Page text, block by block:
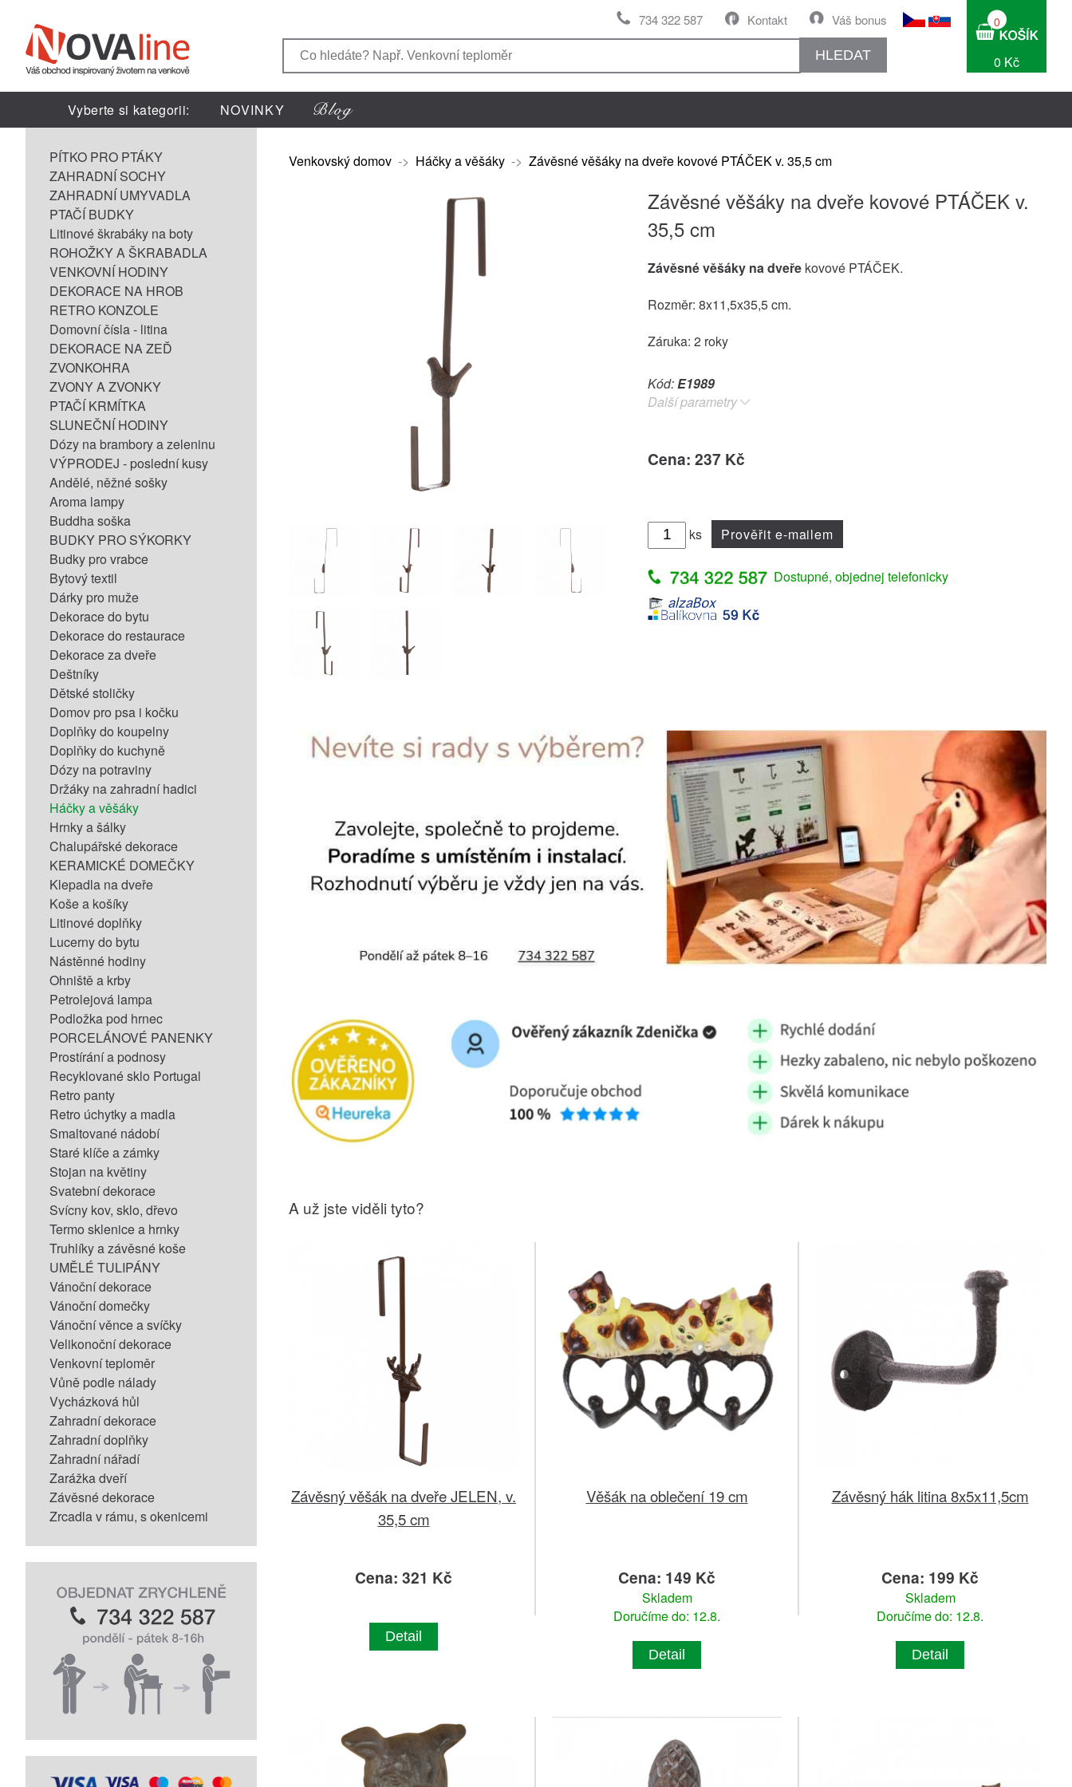
Váš bonus
Kontakt
734 322 587
HLEDAT
0
0 Kč
Vyberte si kategorii: NOVINKY
PÍTKO PRO PTÁKY
ZAHRADNÍ SOCHY
ZAHRADNÍ UMYVADLA
PTAČÍ BUDKY
Litinové škrabáky na boty
ROHOŽKY A ŠKRABADLA
VENKOVNÍ HODINY
DEKORACE NA HROB
RETRO KONZOLE
Domovní čísla - litina
DEKORACE NA ZEĎ
ZVONKOHRA
ZVONY A ZVONKY
PTAČÍ KRMÍTKA
SLUNEČNÍ HODINY
Dózy na brambory a zeleninu
VÝPRODEJ - poslední kusy
Andělé, něžné sošky
Aroma lampy
Buddha soška
BUDKY PRO SÝKORKY
Budky pro vrabce
Bytový textil
Dárky pro muže
Dekorace do bytu
Dekorace do restaurace
Dekorace za dveře
Deštníky
Dětské stoličky
Domov pro psa i kočku
Doplňky do koupelny
Doplňky do kuchyně
Dózy na potraviny
Držáky na zahradní hadici
Háčky a věšáky
Hrnky a šálky
Chalupářské dekorace
KERAMICKÉ DOMEČKY
Klepadla na dveře
Koše a košíky
Litinové doplňky
Lucerny do bytu
Nástěnné hodiny
Ohniště a krby
Petrolejová lampa
Podložka pod hrnec
PORCELÁNOVÉ PANENKY
Prostírání a podnosy
Recyklované sklo Portugal
Retro panty
Retro úchytky a madla
Smaltované nádobí
Staré klíče a zámky
Stojan na květiny
Svatební dekorace
Svícny kov, sklo, dřevo
Termo sklenice a hrnky
Truhlíky a závěsné koše
UMĚLÉ TULIPÁNY
Vánoční dekorace
Vánoční domečky
Vánoční věnce a svíčky
Velikonoční dekorace
Venkovní teploměr
Vůně podle nálady
Vycházková hůl
Zahradní dekorace
Zahradní doplňky
Zahradní nářadí
Zarážka dveří
Závěsné dekorace
Zrcadla v rámu, s okenicemi
Venkovský domov -> Háčky a věšáky -> Závěsné věšáky na dveře kovové PTÁČEK v. 35,5 cm
Závěsné věšáky na dveře kovové PTÁČEK v.
35,5 cm
Závěsné věšáky na dveře kovové PTÁČEK.
Rozměr: 8x11,5x35,5 cm.
Záruka: 2 roky
Kód:E1989
Další parametry
Cena: 237 Kč
ks Prověřit e-mailem
Dostupné, objednej telefonicky
A už jste viděli tyto?
Závěsný věšák na dveře JELEN, v.
35,5 cm
Cena: 321 Kč
Detail
Věšák na oblečení 19 cm
Cena: 149 Kč
Skladem
Doručíme do: 12.8.
Detail
Závěsný hák litina 8x5x11,5cm
Cena: 199 Kč
Skladem
Doručíme do: 12.8.
Detail